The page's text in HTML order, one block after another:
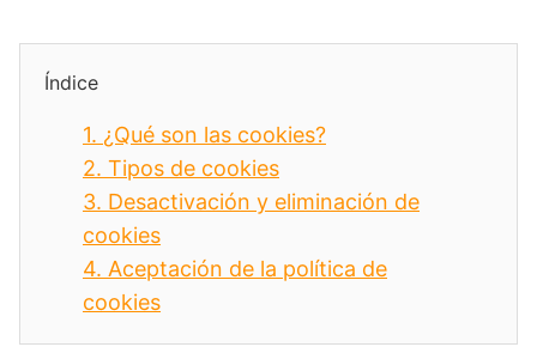
Índice
1. ¿Qué son las cookies?
2. Tipos de cookies
3. Desactivación y eliminación de
cookies
4. Aceptación de la política de
cookies